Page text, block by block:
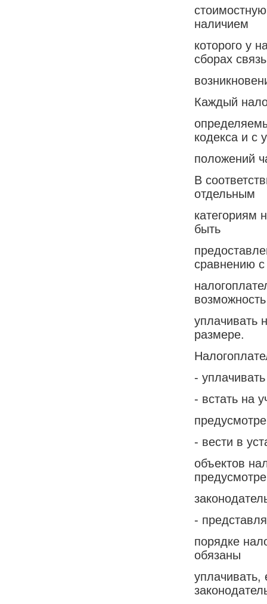
наличием
которого у
сборах
Каждый
кодекса и с
положений
В
отдельным
категориям
быть
сравнению
уплачивать
размере.
-
- встать на
- вести в
объектов
-
порядке
обязаны
уплачивать,